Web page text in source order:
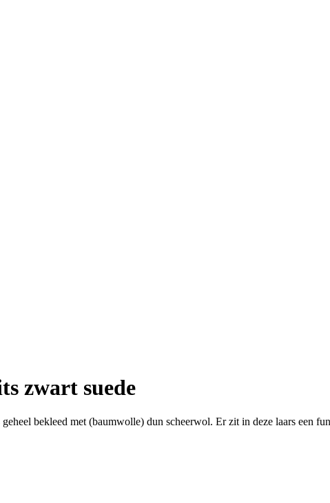
zwart suede
bekleed met (baumwolle) dun scheerwol. Er zit in deze laars een